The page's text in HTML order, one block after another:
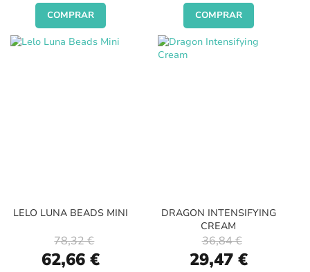
COMPRAR COMPRAR
LELO LUNA BEADS MINI
Special
Price
62,66 €
78,32 €
DRAGON INTENSIFYING
CREAM
Special
Price
29,47 €
36,84 €